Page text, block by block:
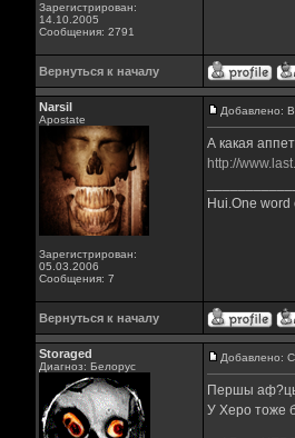
Зарегистрирован:
14.10.2005
Сообщения: 2791
Вернуться к началу
Narsil
Apostate
Зарегистрирован:
05.03.2006
Сообщения: 7
Добавлено:
А какая
http://
Hui.One
Вернуться к началу
Storaged
Диагноз: Белорус
Добавлено:
Першы
У Херо тоже